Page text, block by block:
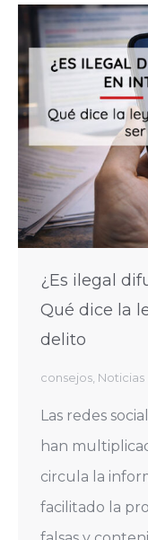
¿Es ilegal
Qué dice la
delito
consejos Noticias
Las redes
han
circula la
facilitado la